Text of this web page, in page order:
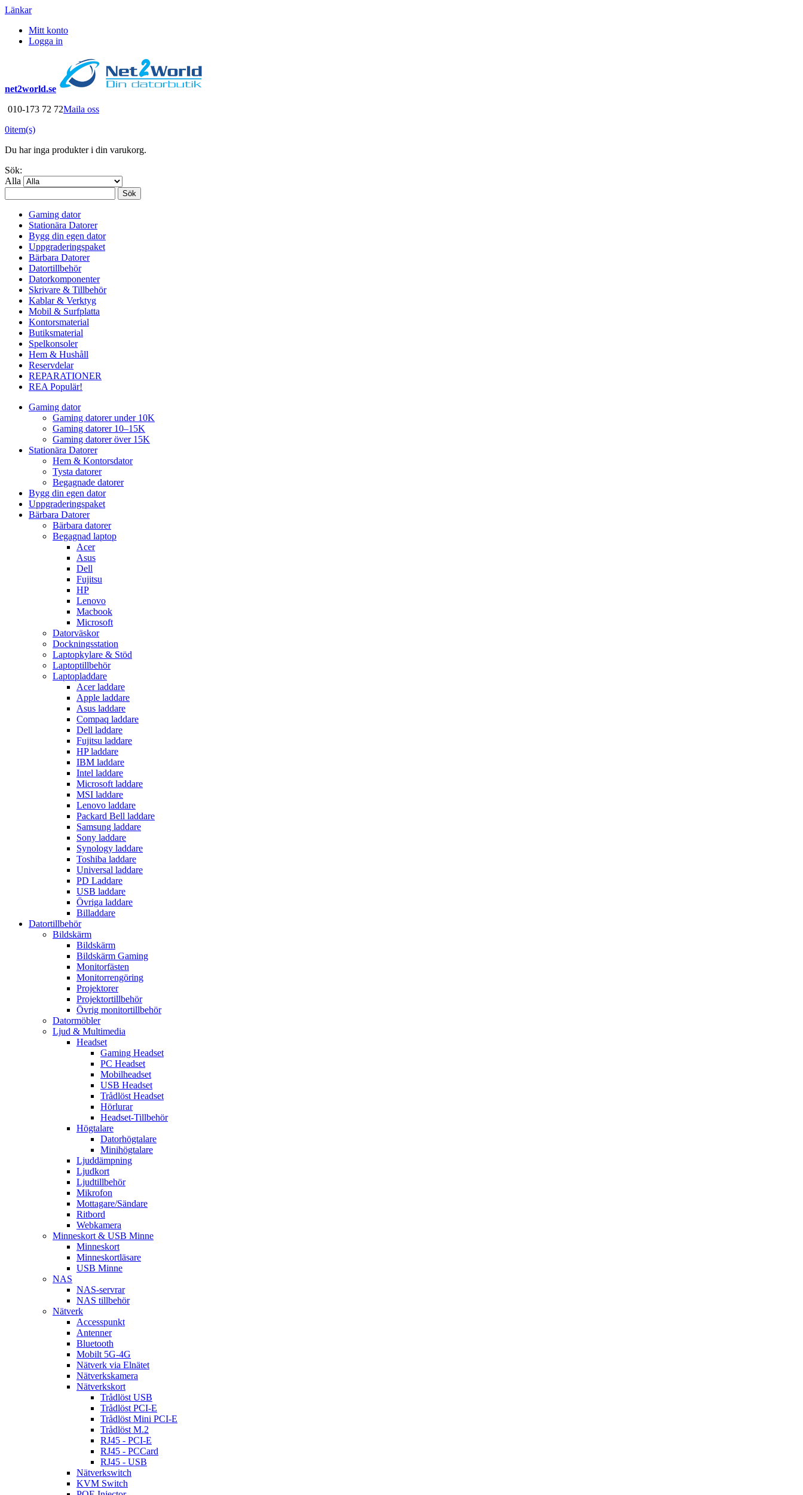
Länkar
Mitt konto
Logga in
net2world.se
010-173 72 72Maila oss
0item(s)
Du har inga produkter i din varukorg.
Sök:
Alla
Sök
Gaming dator
Stationära Datorer
Bygg din egen dator
Uppgraderingspaket
Bärbara Datorer
Datortillbehör
Datorkomponenter
Skrivare & Tillbehör
Kablar & Verktyg
Mobil & Surfplatta
Kontorsmaterial
Butiksmaterial
Spelkonsoler
Hem & Hushåll
Reservdelar
REPARATIONER
REA Populär!
Gaming dator
Gaming datorer under 10K
Gaming datorer 10–15K
Gaming datorer över 15K
Stationära Datorer
Hem & Kontorsdator
Tysta datorer
Begagnade datorer
Bygg din egen dator
Uppgraderingspaket
Bärbara Datorer
Bärbara datorer
Begagnad laptop
Acer
Asus
Dell
Fujitsu
HP
Lenovo
Macbook
Microsoft
Datorväskor
Dockningsstation
Laptopkylare & Stöd
Laptoptillbehör
Laptopladdare
Acer laddare
Apple laddare
Asus laddare
Compaq laddare
Dell laddare
Fujitsu laddare
HP laddare
IBM laddare
Intel laddare
Microsoft laddare
MSI laddare
Lenovo laddare
Packard Bell laddare
Samsung laddare
Sony laddare
Synology laddare
Toshiba laddare
Universal laddare
PD Laddare
USB laddare
Övriga laddare
Billaddare
Datortillbehör
Bildskärm
Bildskärm
Bildskärm Gaming
Monitorfästen
Monitorrengöring
Projektorer
Projektortillbehör
Övrig monitortillbehör
Datormöbler
Ljud & Multimedia
Headset
Gaming Headset
PC Headset
Mobilheadset
USB Headset
Trådlöst Headset
Hörlurar
Headset-Tillbehör
Högtalare
Datorhögtalare
Minihögtalare
Ljuddämpning
Ljudkort
Ljudtillbehör
Mikrofon
Mottagare/Sändare
Ritbord
Webkamera
Minneskort & USB Minne
Minneskort
Minneskortläsare
USB Minne
NAS
NAS-servrar
NAS tillbehör
Nätverk
Accesspunkt
Antenner
Bluetooth
Mobilt 5G-4G
Nätverk via Elnätet
Nätverkskamera
Nätverkskort
Trådlöst USB
Trådlöst PCI-E
Trådlöst Mini PCI-E
Trådlöst M.2
RJ45 - PCI-E
RJ45 - PCCard
RJ45 - USB
Nätverkswitch
KVM Switch